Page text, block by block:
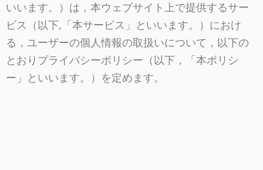
いいます。）は，本ウェブサイト上で提供するサー
ビス（以下,「本サービス」といいます。）におけ
る，ユーザーの個人情報の取扱いについて，以下の
とおりプライバシーポリシー（以下，「本ポリシ
ー」といいます。）を定めます。